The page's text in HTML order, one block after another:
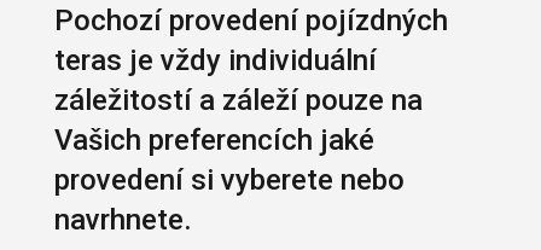
Pochozí provedení pojízdných
teras je vždy individuální
záležitostí a záleží pouze na
Vašich preferencích jaké
provedení si vyberete nebo
navrhnete.